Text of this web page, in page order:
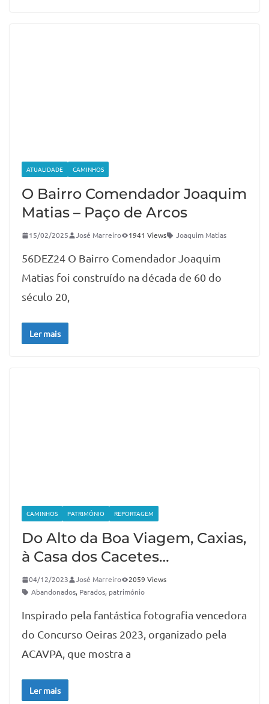
ATUALIDADE CAMINHOS
O Bairro Comendador Joaquim
Matias – Paço de Arcos
15/02/2025 José Marreiro 1941 Views Joaquim Matias
56DEZ24 O Bairro Comendador Joaquim
Matias foi construído na década de 60 do
século 20,
Ler mais
CAMINHOS PATRIMÓNIO REPORTAGEM
Do Alto da Boa Viagem, Caxias,
à Casa dos Cacetes…
04/12/2023 José Marreiro
2059 Views
Abandonados, Parados, património
Inspirado pela fantástica fotografia vencedora
do Concurso Oeiras 2023, organizado pela
ACAVPA, que mostra a
Ler mais